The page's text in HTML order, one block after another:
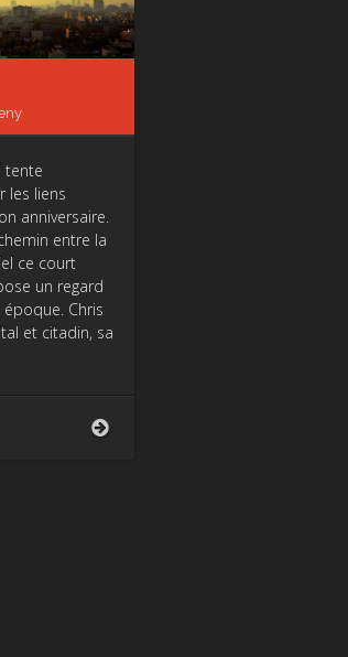
tente
les liens
anniversaire.
entre la
ce court
un regard
Chris
et citadin, sa